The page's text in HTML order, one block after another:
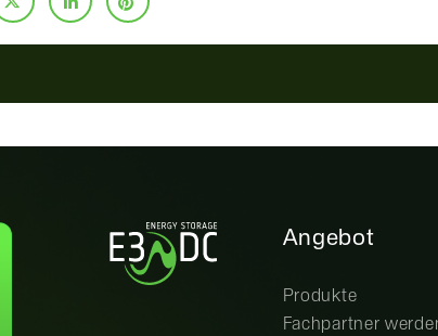
Angebot
Produkte
Fachpartner